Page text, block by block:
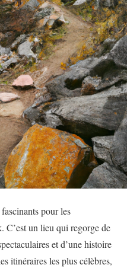
pour les
C’est un lieu qui regorge de
et d’une histoire
itinéraires les plus célèbres,